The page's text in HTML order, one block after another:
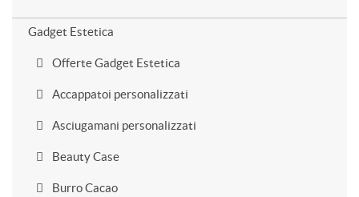
Gadget Estetica
Offerte Gadget Estetica
Accappatoi personalizzati
Asciugamani personalizzati
Beauty Case
Burro Cacao